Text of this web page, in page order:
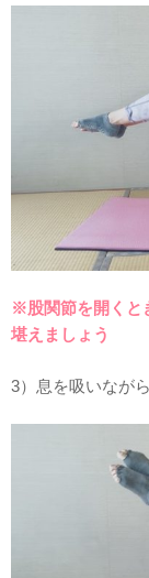
※股関節を開くと
堪えましょう
3）息を吸いなが